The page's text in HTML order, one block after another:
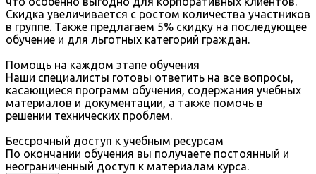
Скидка увеличивается с ростом количества участников
в группе. Также предлагаем 5% скидку на последующее
обучение и для льготных категорий граждан.
Помощь на каждом этапе обучения
Наши специалисты готовы ответить на все вопросы,
касающиеся программ обучения, содержания учебных
материалов и документации, а также помочь в
решении технических проблем.
Бессрочный доступ к учебным ресурсам
По окончании обучения вы получаете постоянный и
неограниченный доступ к материалам курса.